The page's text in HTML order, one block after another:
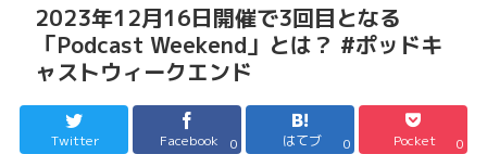
2023年12月16日開催で3回目となる
「Podcast Weekend」とは？ #ポッドキ
ャストウィークエンド
Twitter Facebook 0 はてブ 0 Pocket 0